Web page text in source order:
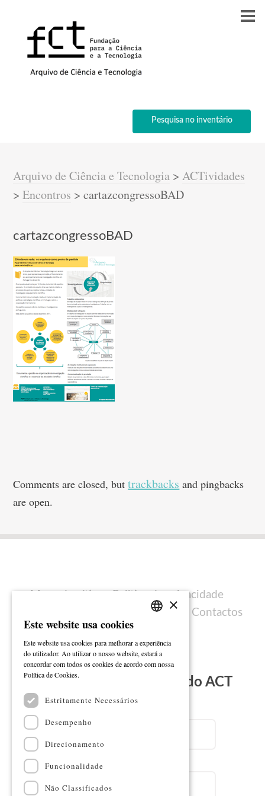
Pesquisa no inventário
Arquivo de Ciência e Tecnologia >ACTividades
>Encontros >cartazcongressoBAD
cartazcongressoBAD
Comments are closed, buttrackbacks and pingbacks
are open.
Mapa do sítio
Política de privacidade
Ficha técnica Contactos
Subscreva a Newsletter do ACT
ENGLISH
×
Este website usa cookies
Este website usa cookies para melhorar a experiência
do utilizador. Ao utilizar o nosso website, estará a
concordar com todos os cookies de acordo com nossa
Política de Cookies.
Estritamente Necessários
Desempenho
Direcionamento
Funcionalidade
Não Classificados